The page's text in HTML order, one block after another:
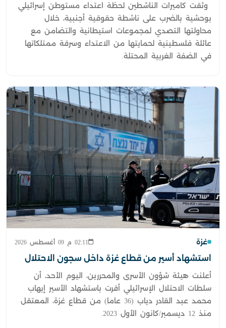
غزة 02:11 م 09 أغسطس 2026
استشهاد أسير من قطاع غزة داخل سجون الاحتلال
أعلنت هيئة شؤون الأسرى والمحررين، اليوم الأحد، أن
سلطات الاحتلال الإسرائيلي أقرت باستشهاد الأسير إيهاب
محمد عبد القادر دياب (36 عاما) من قطاع غزة، المعتقل
منذ 12 ديسمبر/كانون الأول 2023.
وثقت كاميرات الناشطين لحظة اعتداء مستوطن إسرائيلي
بوحشية بالضرب على ناشطة حقوقية أجنبية، خلال
محاولتها التصدي لمجموعات استيطانية والتضامن مع
عائلة فلسطينية لحمايتها من الاعتداء وسرقة ممتلكاتها
في الضفة الغربية المحتلة.